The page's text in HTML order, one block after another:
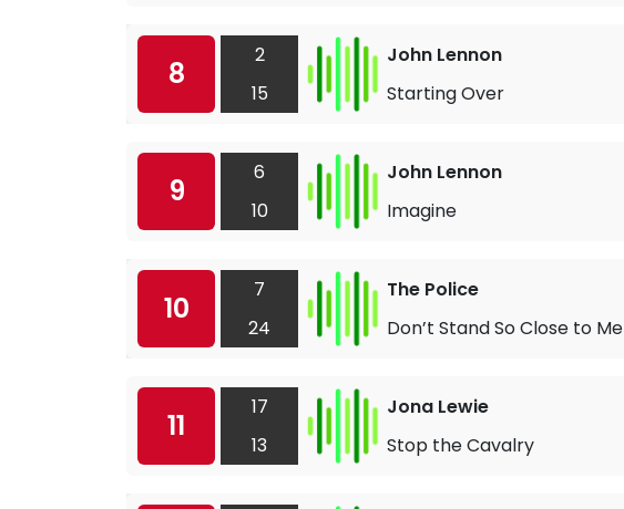
8
2
15
John Lennon
Starting Over
9
6
10
John Lennon
Imagine
10
7
24
The Police
Don’t Stand So Close to Me
11
17
13
Jona Lewie
Stop the Cavalry